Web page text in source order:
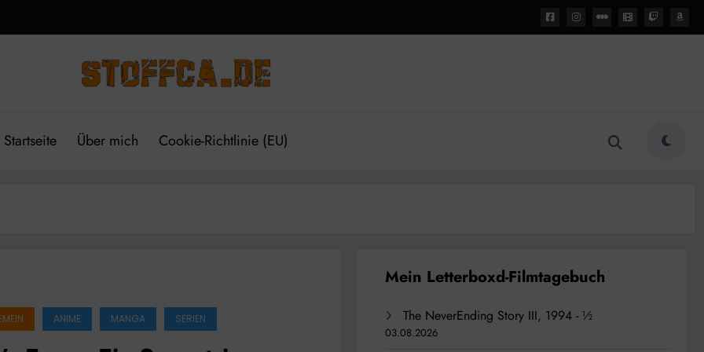
Startseite Über mich Cookie-Richtlinie (EU)
ANIME MANGA SERIEN The NeverEnding Story III, 1994 - ½
03.08.2026